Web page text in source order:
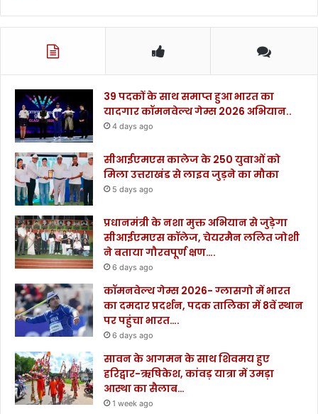
39 पदकों के साथ समाप्त हुआ भारत का
यादगार कॉमनवेल्थ गेम्स 2026 अभियान..
4 days ago
सीआईएमएस कालेज के 250 युवाओं को
मिला उत्तराखंड से लाइव जुड़ने का मौका
5 days ago
प्रधानमंत्री के नशा मुक्त अभियान से जुड़ेगा
सीआईएमएस कॉलेज, चेयरमैन ललित जोशी
ने बताया गौरवपूर्ण क्षण….
6 days ago
कॉमनवेल्थ गेम्स 2026- ग्लासगो में भारत
का दमदार प्रदर्शन, पदक तालिका में 8वें स्थान
पर पहुंचा भारत….
6 days ago
सावन के आगमन के साथ शिवमय हुए
हरिद्वार-ऋषिकेश, कांवड़ यात्रा में उमड़ा
आस्था का सैलाब…
1 week ago